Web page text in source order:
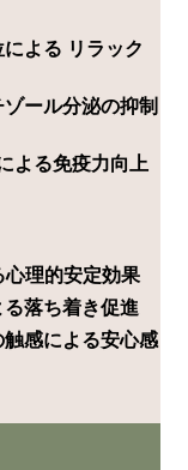
による リラック
ゾール分泌の抑制
よる免疫力向上
心理的安定効果
る落ち着き促進
触感による安心感